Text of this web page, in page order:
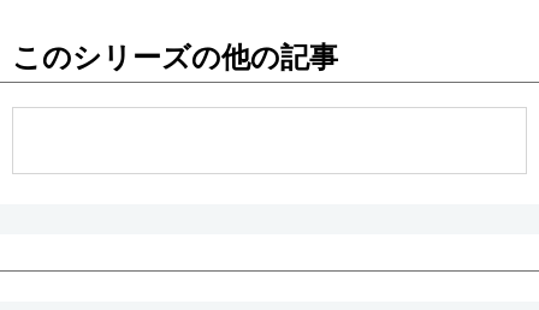
お知らせ
このシリーズの他の記事